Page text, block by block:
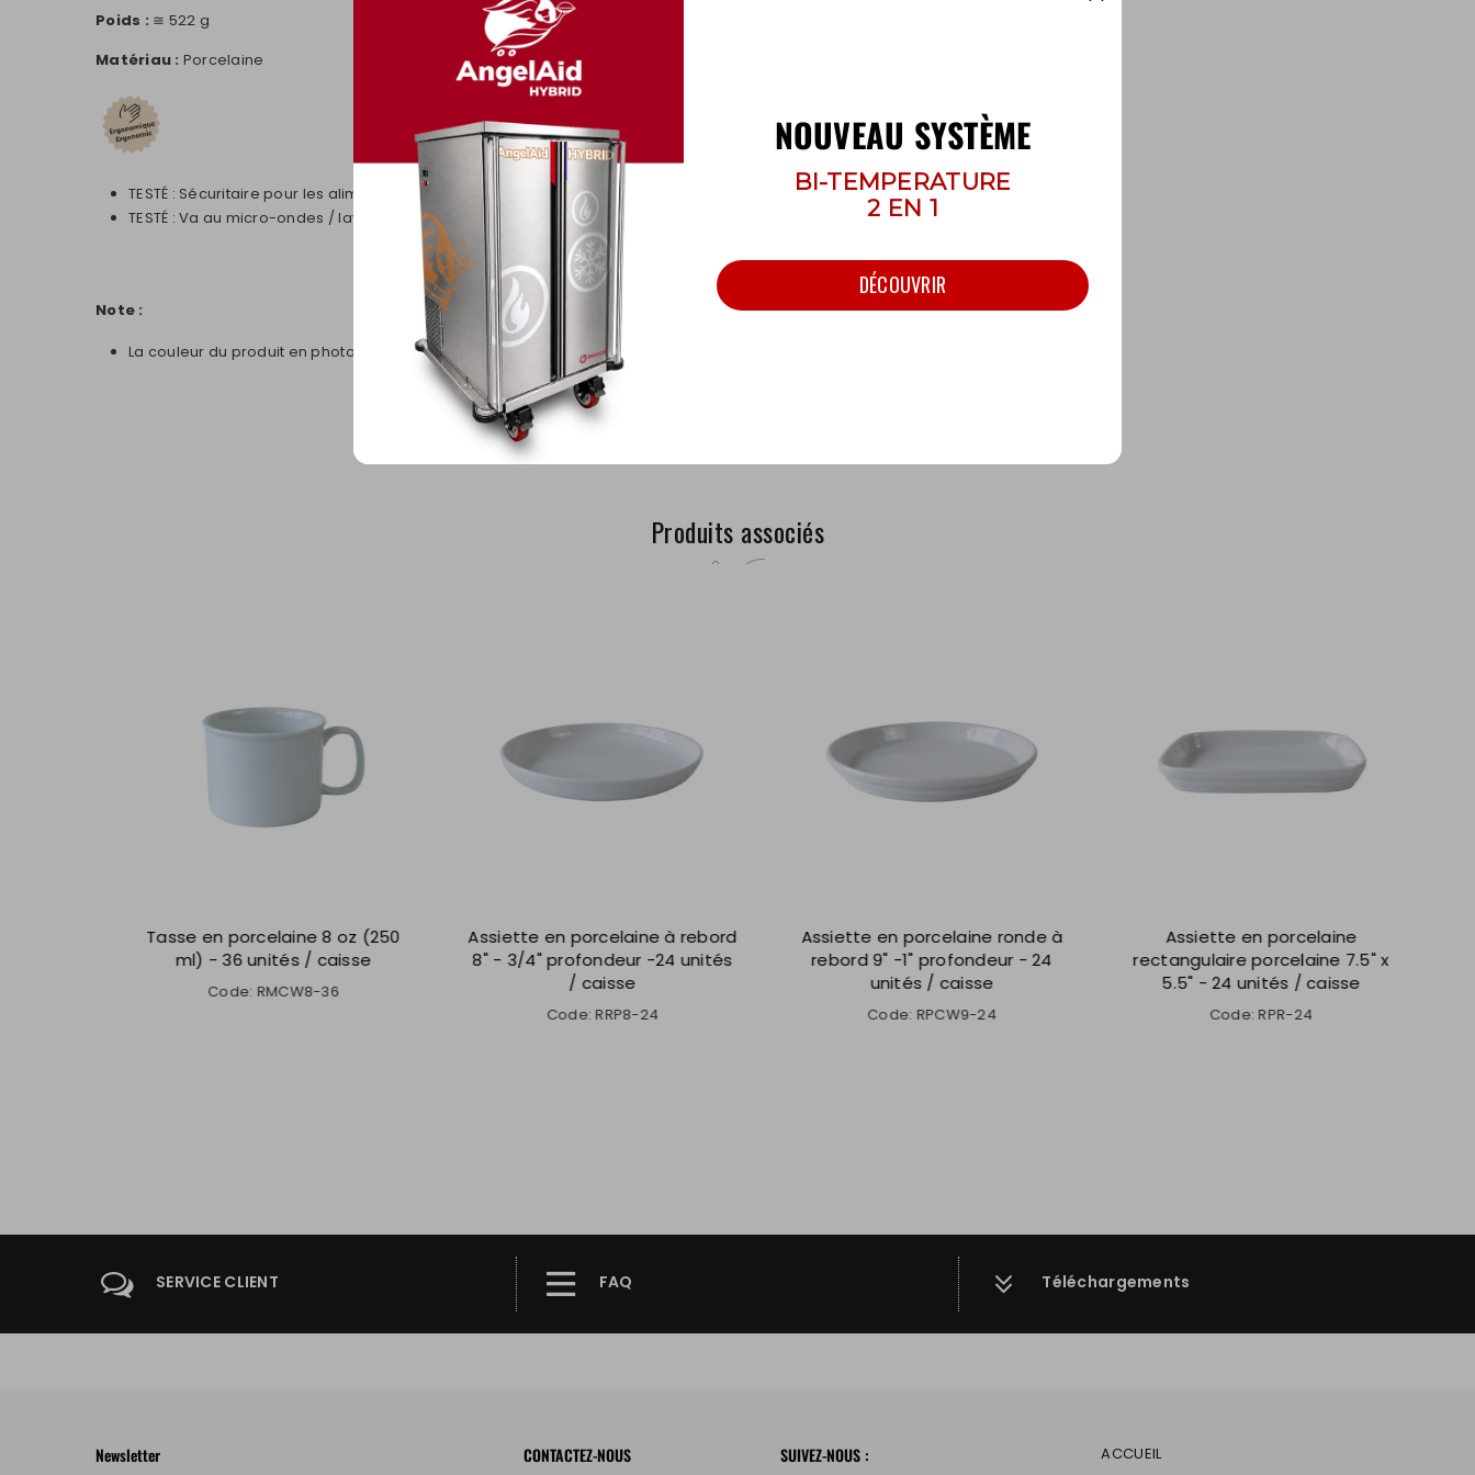
Poids : ≅ 522 g
Matériau : Porcelaine
TESTÉ : Sécuritaire pour les aliments
TESTÉ : Va au micro-ondes / lave-vaisselle commercial
Note :
La couleur du produit en photo peut légèrement différer du produit réel.
Produits associés
Assiette en porcelaine à rebord
8" - 3/4" profondeur -24 unités
/ caisse
Code: RRP8-24
Assiette en porcelaine ronde à
rebord 9" -1" profondeur - 24
unités / caisse
Code: RPCW9-24
Assiette en porcelaine
rectangulaire porcelaine 7.5" x
5.5" - 24 unités / caisse
Code: RPR-24
Tasse en porcelaine 8 oz (250
ml) - 36 unités / caisse
Code: RMCW8-36
SERVICE CLIENT FAQ Téléchargements
Newsletter CONTACTEZ-NOUS SUIVEZ-NOUS :
ACCUEIL
NOUVEAU SYSTÈME
BI-TEMPERATURE
2 EN 1
DÉCOUVRIR